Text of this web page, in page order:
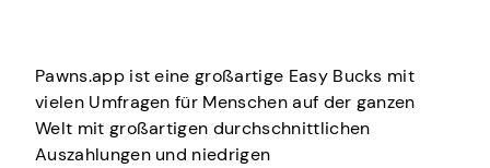
Pawns.app ist eine großartige Easy Bucks mit
vielen Umfragen für Menschen auf der ganzen
Welt mit großartigen durchschnittlichen
Auszahlungen und niedrigen